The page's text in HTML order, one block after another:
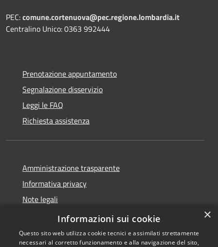
PEC:comune.cortenuova@pec.regione.lombardia.it
Centralino Unico: 0363 992444
Prenotazione appuntamento
Segnalazione disservizio
Leggi le FAQ
Richiesta assistenza
Amministrazione trasparente
Informativa privacy
Note legali
Dichiarazione di accessibilità
×
Informazioni sui cookie
Questo sito web utilizza cookie tecnici e assimilati strettamente
necessari al corretto funzionamento e alla navigazione del sito,